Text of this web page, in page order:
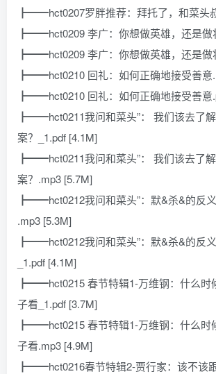
┣━━hct0207罗胖推荐：拜托了，和菜头
┣━━hct0209 李广：你想做英雄，还是做
┣━━hct0209 李广：你想做英雄，还是做
┣━━hct0210 回礼：如何正确地接受善意
┣━━hct0210 回礼：如何正确地接受善意
┣━━hct0211我问和菜头”： 我们该去了
案？_1.pdf [4.1M]
┣━━hct0211我问和菜头”： 我们该去了
案？.mp3 [5.7M]
┣━━hct0212我问和菜头”：默&杀&的反义
.mp3 [5.3M]
┣━━hct0212我问和菜头”：默&杀&的反义
_1.pdf [4.1M]
┣━━hct0215 春节特辑1-万维钢：什么时
子看_1.pdf [3.7M]
┣━━hct0215 春节特辑1-万维钢：什么时
子看.mp3 [4.9M]
┣━━hct0216春节特辑2-贾行家：该不该